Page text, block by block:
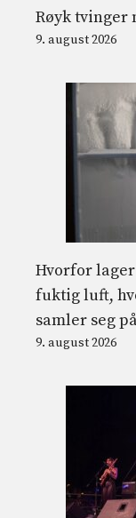
Røyk tvinger
9. august 2026
Hvorfor
fuktig luft,
samler seg
9. august 2026